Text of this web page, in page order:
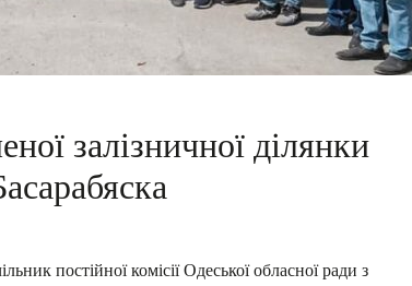
залізничної ділянки
постійної комісії Одеської обласної ради з